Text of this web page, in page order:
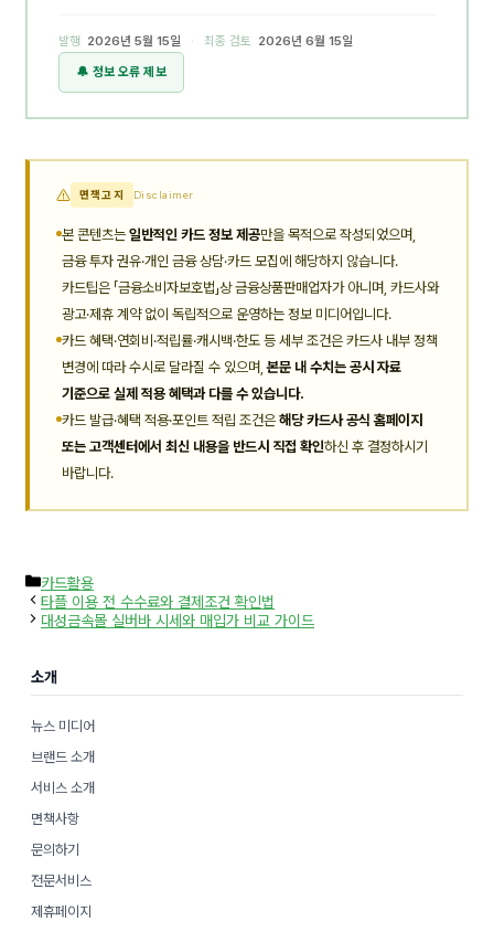
발행 2026년 5월 15일 · 최종 검토 2026년 6월 15일
🔔 정보 오류 제보
면책고지 Disclaimer
본 콘텐츠는 일반적인 카드 정보 제공만을 목적으로 작성되었으며,
금융 투자 권유·개인 금융 상담·카드 모집에 해당하지 않습니다.
카드팁은 「금융소비자보호법」상 금융상품판매업자가 아니며, 카드사와
광고·제휴 계약 없이 독립적으로 운영하는 정보 미디어입니다.
카드 혜택·연회비·적립률·캐시백·한도 등 세부 조건은 카드사 내부 정책
변경에 따라 수시로 달라질 수 있으며,본문 내 수치는 공시 자료
기준으로 실제 적용 혜택과 다를 수 있습니다.
카드 발급·혜택 적용·포인트 적립 조건은 해당 카드사 공식 홈페이지
또는 고객센터에서 최신 내용을 반드시 직접 확인하신 후 결정하시기
바랍니다.
카
테
고
리
카드활용
타플 이용 전 수수료와 결제조건 확인법
대성금속몰 실버바 시세와 매입가 비교 가이드
소개
뉴스 미디어
브랜드 소개
서비스 소개
면책사항
문의하기
전문서비스
제휴페이지